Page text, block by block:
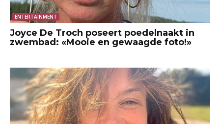
ENTERTAINMENT
Joyce De Troch poseert poedelnaakt in
zwembad: «Mooie en gewaagde foto!»